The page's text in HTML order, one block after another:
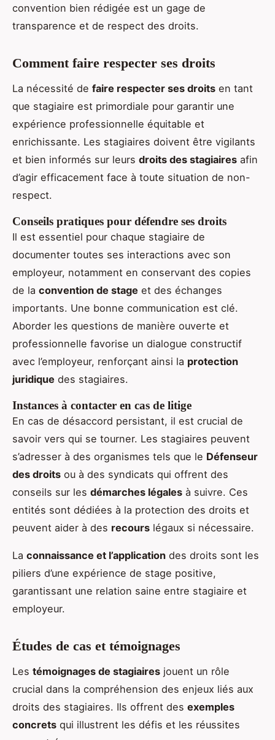
convention bien rédigée est un gage de
transparence et de respect des droits.
Comment faire respecter ses droits
La nécessité de faire respecter ses droits en tant
que stagiaire est primordiale pour garantir une
expérience professionnelle équitable et
enrichissante. Les stagiaires doivent être vigilants
et bien informés sur leurs droits des stagiaires afin
d’agir efficacement face à toute situation de non-
respect.
Conseils pratiques pour défendre ses droits
Il est essentiel pour chaque stagiaire de
documenter toutes ses interactions avec son
employeur, notamment en conservant des copies
de la convention de stage et des échanges
importants. Une bonne communication est clé.
Aborder les questions de manière ouverte et
professionnelle favorise un dialogue constructif
avec l’employeur, renforçant ainsi la protection
juridique des stagiaires.
Instances à contacter en cas de litige
En cas de désaccord persistant, il est crucial de
savoir vers qui se tourner. Les stagiaires peuvent
s’adresser à des organismes tels que le Défenseur
des droits ou à des syndicats qui offrent des
conseils sur les démarches légales à suivre. Ces
entités sont dédiées à la protection des droits et
peuvent aider à des recours légaux si nécessaire.
La connaissance et l’application des droits sont les
piliers d’une expérience de stage positive,
garantissant une relation saine entre stagiaire et
employeur.
Études de cas et témoignages
Les témoignages de stagiaires jouent un rôle
crucial dans la compréhension des enjeux liés aux
droits des stagiaires. Ils offrent des exemples
concrets qui illustrent les défis et les réussites